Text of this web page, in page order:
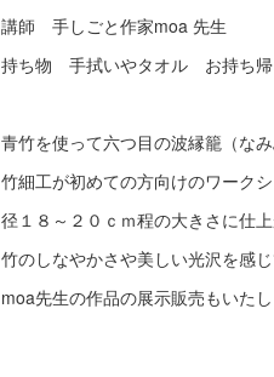
講師 手しごと作家moa 先生
持ち物 手拭いやタオル お持ち帰
青竹を使って六つ目の波縁籠（な
竹細工が初めての方向けのワークシ
径１８～２０ｃｍ程の大きさに仕上
竹のしなやかさや美しい光沢を感じ
moa先生の作品の展示販売もいたし